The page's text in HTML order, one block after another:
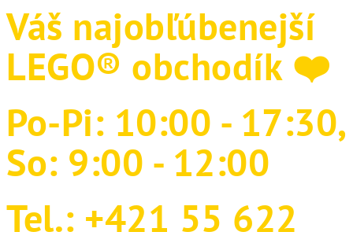
Preskočiť
na
obsah
Váš najobľúbenejší
LEGO® obchodík ❤️
Po-Pi: 10:00 - 17:30,
So: 9:00 - 12:00
Tel.: +421 55 622